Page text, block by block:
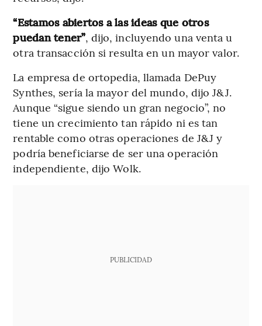
“Estamos abiertos a las ideas que otros
puedan tener”, dijo, incluyendo una venta u
otra transacción si resulta en un mayor valor.
La empresa de ortopedia, llamada DePuy
Synthes, sería la mayor del mundo, dijo J&J.
Aunque “sigue siendo un gran negocio”, no
tiene un crecimiento tan rápido ni es tan
rentable como otras operaciones de J&J y
podría beneficiarse de ser una operación
independiente, dijo Wolk.
PUBLICIDAD